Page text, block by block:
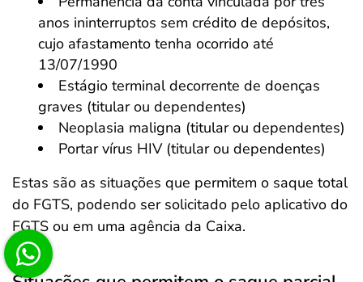
anos ininterruptos sem crédito de depósitos,
cujo afastamento tenha ocorrido até
13/07/1990
Estágio terminal decorrente de doenças
graves (titular ou dependentes)
Neoplasia maligna (titular ou dependentes)
Portar vírus HIV (titular ou dependentes)
Estas são as situações que permitem o saque total
do FGTS, podendo ser solicitado pelo aplicativo do
FGTS ou em uma agência da Caixa.